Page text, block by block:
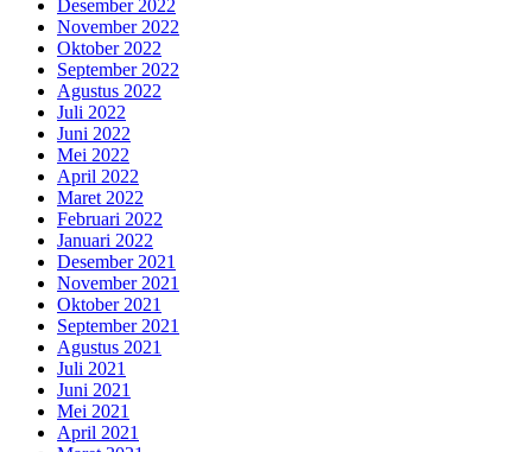
Desember 2022
November 2022
Oktober 2022
September 2022
Agustus 2022
Juli 2022
Juni 2022
Mei 2022
April 2022
Maret 2022
Februari 2022
Januari 2022
Desember 2021
November 2021
Oktober 2021
September 2021
Agustus 2021
Juli 2021
Juni 2021
Mei 2021
April 2021